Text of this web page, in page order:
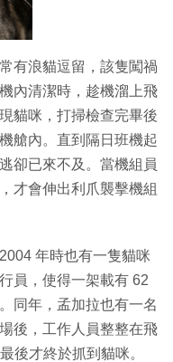
有浪貓逗留，該隻闖禍
內清潔時，趁機溜上飛
貓咪，打掃檢查完畢後
艙內。直到隔日班機起
卻已來不及。當機組員
才會伸出利爪襲擊機組
年時也有一隻貓咪
員，使得一架載有 62
同年，孟加拉也有一名
後，工作人員整整在飛
後才終於抓到貓咪。